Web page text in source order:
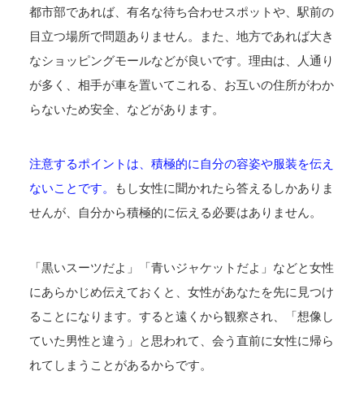
都市部であれば、有名な待ち合わせスポットや、駅前の
目立つ場所で問題ありません。また、地方であれば大き
なショッピングモールなどが良いです。理由は、人通り
が多く、相手が車を置いてこれる、お互いの住所がわか
らないため安全、などがあります。
注意するポイントは、積極的に自分の容姿や服装を伝え
ないことです。
もし女性に聞かれたら答えるしかありま
せんが、自分から積極的に伝える必要はありません。
「黒いスーツだよ」「青いジャケットだよ」などと女性
にあらかじめ伝えておくと、女性があなたを先に見つけ
ることになります。すると遠くから観察され、「想像し
ていた男性と違う」と思われて、会う直前に女性に帰ら
れてしまうことがあるからです。